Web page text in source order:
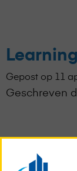
Gepost op 11
Geschreven